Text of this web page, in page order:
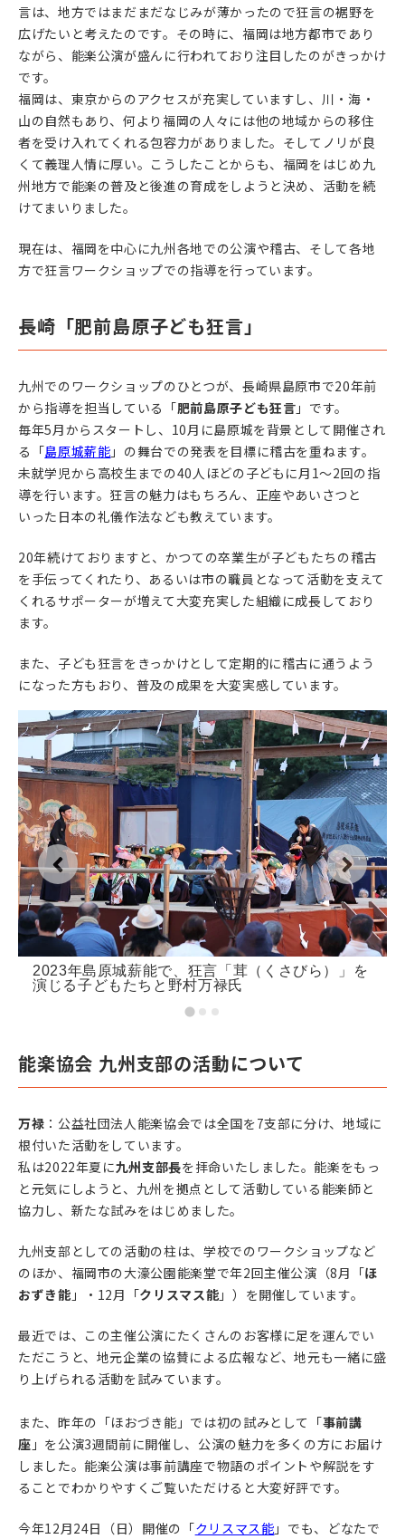
言は、地方ではまだまだなじみが薄かったので狂言の裾野を
広げたいと考えたのです。その時に、福岡は地方都市であり
ながら、能楽公演が盛んに行われており注目したのがきっかけ
です。
福岡は、東京からのアクセスが充実していますし、川・海・
山の自然もあり、何より福岡の人々には他の地域からの移住
者を受け入れてくれる包容力がありました。そしてノリが良
くて義理人情に厚い。こうしたことからも、福岡をはじめ九
州地方で能楽の普及と後進の育成をしようと決め、活動を続
けてまいりました。
現在は、福岡を中心に九州各地での公演や稽古、そして各地
方で狂言ワークショップでの指導を行っています。
長崎「肥前島原子ども狂言」
九州でのワークショップのひとつが、長崎県島原市で20年前
から指導を担当している「肥前島原子ども狂言 」です。
毎年5月からスタートし、10月に島原城を背景として開催され
る「島原城薪能 」の舞台での発表を目標に稽古を重ねます。
未就学児から高校生までの40人ほどの子どもに月1〜2回の指
導を行います。狂言の魅力はもちろん、正座やあいさつと
いった日本の礼儀作法なども教えています。
20年続けておりますと、かつての卒業生が子どもたちの稽古
を手伝ってくれたり、あるいは市の職員となって活動を支えて
くれるサポーターが増えて大変充実した組織に成長しており
ます。
また、子ども狂言をきっかけとして定期的に稽古に通うよう
になった方もおり、普及の成果を大変実感しています。
2023年島原城薪能で、狂言「茸（くさびら）」を
演じる子どもたちと野村万禄氏
能楽協会 九州支部の活動について
万禄 ：公益社団法人能楽協会では全国を7支部に分け、地域に
根付いた活動をしています。
私は2022年夏に九州支部長を拝命いたしました。能楽をもっ
と元気にしようと、九州を拠点として活動している能楽師と
協力し、新たな試みをはじめました。
九州支部としての活動の柱は、学校でのワークショップなど
のほか、福岡市の大濠公園能楽堂で年2回主催公演（8月「ほ
おずき能」・12月「クリスマス能」）を開催しています。
最近では、この主催公演にたくさんのお客様に足を運んでい
ただこうと、地元企業の協賛による広報など、地元も一緒に盛
り上げられる活動を試みています。
また、昨年の「ほおづき能」では初の試みとして「事前講
座 」を公演3週間前に開催し、公演の魅力を多くの方にお届け
しました。能楽公演は事前講座で物語のポイントや解説をす
ることでわかりやすくご覧いただけると大変好評です。
今年12月24日（日）開催の「クリスマス能 」でも、どなたで